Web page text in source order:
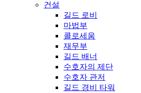
건설
길드 로비
마법부
콜로세움
재무부
길드 배너
수호자의 제단
수호자 관저
길드 경비 타워